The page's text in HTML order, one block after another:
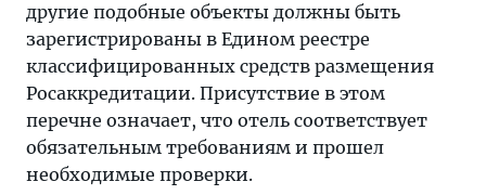
другие подобные объекты должны быть
зарегистрированы в Едином реестре
классифицированных средств размещения
Росаккредитации. Присутствие в этом
перечне означает, что отель соответствует
обязательным требованиям и прошел
необходимые проверки.